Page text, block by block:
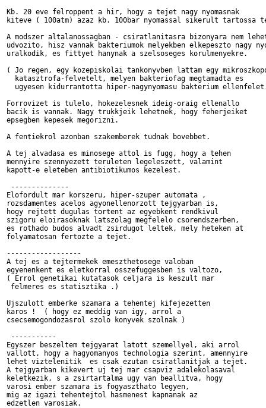
Kb. 20 eve felroppent a hir, hogy a tejet nagy nyomasnak
kiteve ( 100atm) azaz kb. 100bar nyomassal sikerult tartossa
A modszer altalanossagban - csiratlanitasra bizonyara nem
udvozito, hisz vannak bakteriumok melyekben elkepeszto nagy
uralkodik, es fittyet hanynak a szelsoseges korulmenyekre.
( Jo regen, egy kozepiskolai tankonyvben lattam egy
  katasztrofa-felvetelt, melyen bakteriofag megtamadta es
ugyesen kidurrantotta hiper-nagynyomasu bakterium
Forrovizet is tulelo, hokezelesnek ideig-oraig ellenallo
bacik is vannak. Nagy trukkjeik lehetnek, hogy feherjeiket
epsegben kepesek megorizni.
A fentiekrol azonban szakemberek tudnak bovebbet.
A tej alvadasa es minosege attol is fugg, hogy a tehen
mennyire szennyezett teruleten legeleszett, valamint
kapott-e eleteben antibiotikumos kezelest.
--------------
Elofordult mar korszeru, hiper-szuper automata ,
rozsdamentes acelos agyonellenorzott tejgyarban is,
hogy rejtett dugulas tortent az egyebkent rendkivul
szigoru eloirasoknak latszolag megfelelo csorendszerben,
es rothado budos alvadt zsirdugot leltek, mely heteken at
folyamatosan fertozte a tejet.
------------------
A tej es a tejtermekek emeszthetosege valoban
egyenenkent es eletkorral osszefuggesben is valtozo,
( Errol genetikai kutatasok celjara is keszult mar
felmeres es statisztika .)
Ujszulott emberke szamara a tehentej kifejezetten
karos !  ( hogy ez meddig van igy, arrol a
csecsemogondozasrol szolo konyvek szolnak )
-----------
Egyszer beszeltem tejgyarat latott szemellyel, aki arrol
vallott, hogy a hagyomanyos technologia szerint, amennyire
lehet viztelenitik  es csak ezutan csiratlanitjak a tejet.
A tejgyarban kikevert uj tej mar csapviz adalekolasaval
keletkezik, s a zsirtartalma ugy van beallitva, hogy
varosi ember szamara is fogyaszthato legyen,
mig az igazi tehentejtol hasmenest kapnanak az
edzetlen varosiak.